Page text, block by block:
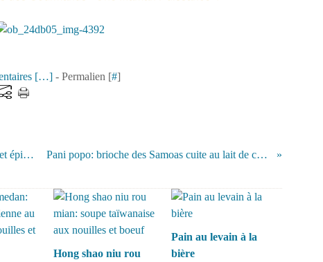
[…] - Permalien [#]
Punch au bissap parfumé aux agrumes et épices Pani popo: brioche des Samoas cuite au lait de coco
Hong shao niu rou
Pain au levain à la
bière